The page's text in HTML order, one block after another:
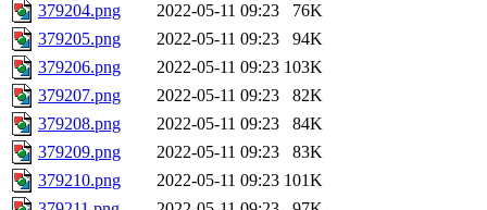
379204.png
2022-05-11 09:23
76K
379205.png
2022-05-11 09:23
94K
379206.png
2022-05-11 09:23 103K
379207.png
2022-05-11 09:23
82K
379208.png
2022-05-11 09:23
84K
379209.png
2022-05-11 09:23
83K
379210.png
2022-05-11 09:23 101K